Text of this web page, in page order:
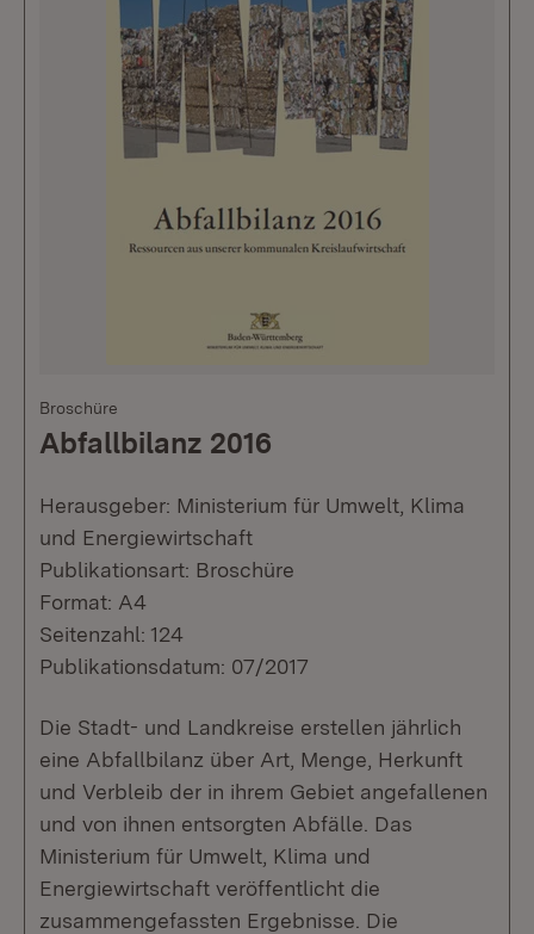
Broschüre
Abfallbilanz 2016
Herausgeber: Ministerium für Umwelt, Klima
und Energiewirtschaft
Publikationsart: Broschüre
Format: A4
Seitenzahl: 124
Publikationsdatum: 07/2017
Die Stadt- und Landkreise erstellen jährlich
eine Abfallbilanz über Art, Menge, Herkunft
und Verbleib der in ihrem Gebiet angefallenen
und von ihnen entsorgten Abfälle. Das
Ministerium für Umwelt, Klima und
Energiewirtschaft veröffentlicht die
zusammengefassten Ergebnisse. Die